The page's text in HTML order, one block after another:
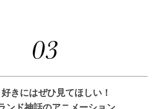
きにはぜひ見てほしい！